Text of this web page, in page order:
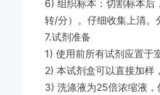
6) 组织标本：切割标本
转/分）。仔细收集上清。
7.试剂准备
1) 使用前所有试剂应置于
2) 本试剂盒可以直接加样
3) 洗涤液为25倍浓缩液